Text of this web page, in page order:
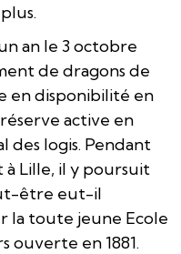
an le 3 octobre
de dragons de
en disponibilité en
active en
des logis. Pendant
à Lille, il y poursuit
être eut-il
toute jeune Ecole
ouverte en 1881.